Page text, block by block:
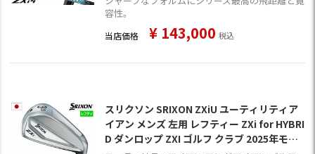
容性。
当店価格 ¥ 143,000 税込
スリクソン SRIXON ZXiU ユーティリティア
イアン メンズ 左用 レフティー ZXi for HYBRI
D ダンロップ ZXI ゴルフ クラブ 2025年モデ